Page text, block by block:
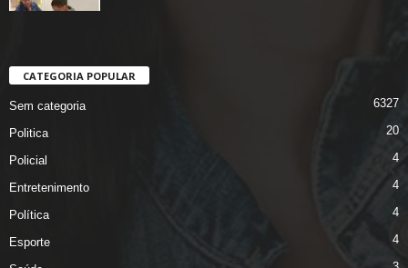
CATEGORIA POPULAR
Sem categoria 6327
Politica 20
Policial 4
Entretenimento 4
Política 4
Esporte 4